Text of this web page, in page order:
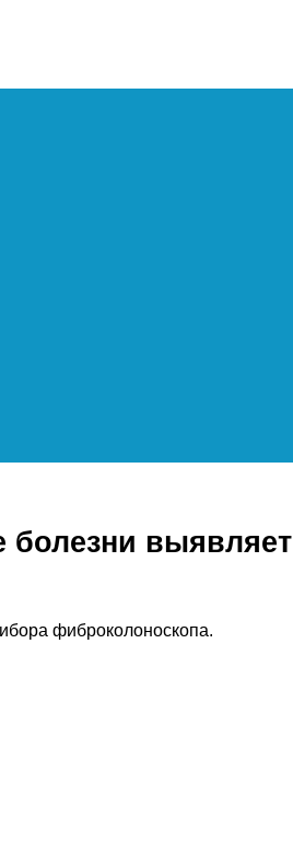
болезни выявляет
фиброколоноскопа.